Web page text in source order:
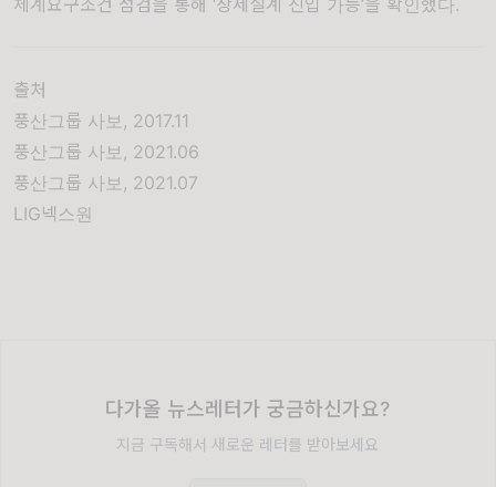
출처
풍산그룹 사보, 2017.11
풍산그룹 사보, 2021.06
풍산그룹 사보, 2021.07
LIG넥스원
다가올 뉴스레터가 궁금하신가요?
지금 구독해서 새로운 레터를 받아보세요